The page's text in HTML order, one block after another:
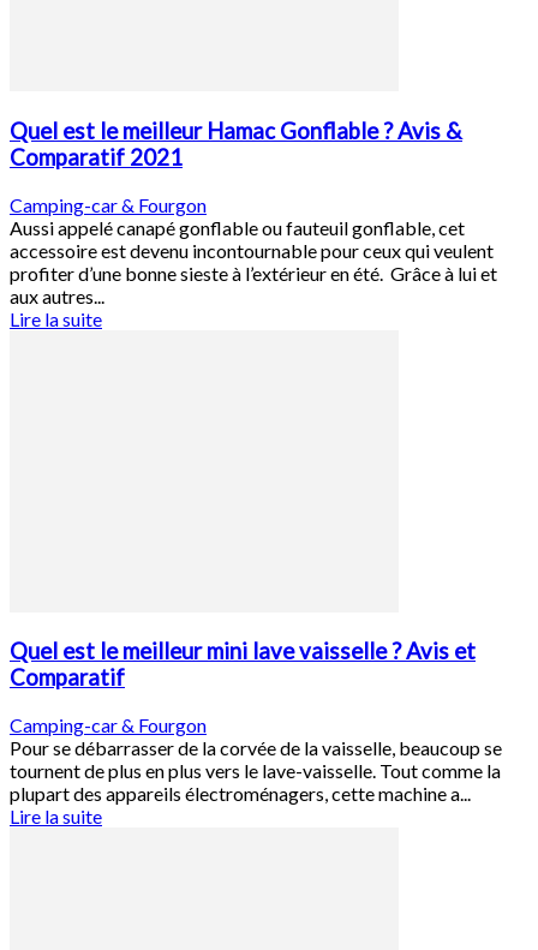
Quel est le meilleur Hamac Gonflable ? Avis &
Comparatif 2021
Camping-car & Fourgon
Aussi appelé canapé gonflable ou fauteuil gonflable, cet
accessoire est devenu incontournable pour ceux qui veulent
profiter d’une bonne sieste à l’extérieur en été. Grâce à lui et
aux autres...
Lire la suite
Quel est le meilleur mini lave vaisselle ? Avis et
Comparatif
Camping-car & Fourgon
Pour se débarrasser de la corvée de la vaisselle, beaucoup se
tournent de plus en plus vers le lave-vaisselle. Tout comme la
plupart des appareils électroménagers, cette machine a...
Lire la suite